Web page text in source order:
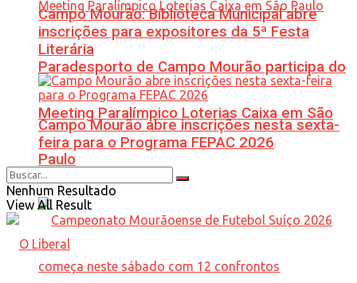
Paradesporto de Campo Mourão participa do
Meeting Paralímpico Loterias Caixa em São
Paulo
Campo Mourão: Biblioteca Municipal abre
inscrições para expositores da 5ª Festa
Literária
Campo Mourão abre inscrições nesta sexta-
feira para o Programa FEPAC 2026
Nenhum Resultado
View All Result